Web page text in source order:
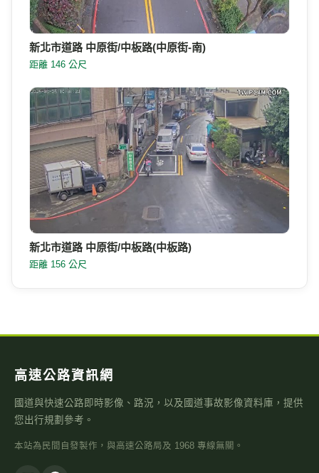
新北市道路 中原街/中板路(中原街-南)
距離 146 公尺
新北市道路 中原街/中板路(中板路)
距離 156 公尺
高速公路資訊網
國道與快速公路即時影像、路況，以及國道事故影像資料庫，提供
您出行規劃參考。
本站為民間自發製作，與高速公路局及 1968 專線無關。